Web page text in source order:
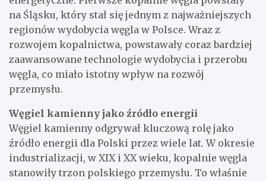
na Śląsku, który stał się jednym z najważniejszych
regionów wydobycia węgla w Polsce. Wraz z
rozwojem kopalnictwa, powstawały coraz bardziej
zaawansowane technologie wydobycia i przerobu
węgla, co miało istotny wpływ na rozwój
przemysłu.
Węgiel kamienny jako źródło energii
Węgiel kamienny odgrywał kluczową rolę jako
źródło energii dla Polski przez wiele lat. W okresie
industrializacji, w XIX i XX wieku, kopalnie węgla
stanowiły trzon polskiego przemysłu. To właśnie